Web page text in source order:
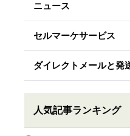
ニュース
セルマーケサービス
ダイレクトメールと発
人気記事ランキング